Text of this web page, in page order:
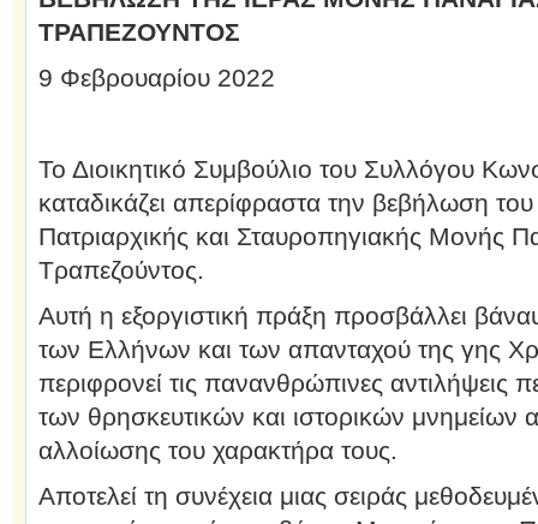
ΤΡΑΠΕΖΟΥΝΤΟΣ
9 Φεβρουαρίου 2022
Το Διοικητικό Συμβούλιο του Συλλόγου
καταδικάζει απερίφραστα την βεβήλωση
Πατριαρχικής και Σταυροπηγιακής Μονής
Τραπεζούντος.
Αυτή η εξοργιστική πράξη προσβάλλει
των Ελλήνων και των απανταχού της γης
περιφρονεί τις πανανθρώπινες αντιλήψεις
των θρησκευτικών και ιστορικών μνημείων
αλλοίωσης του χαρακτήρα τους.
Αποτελεί τη συνέχεια μιας σειράς